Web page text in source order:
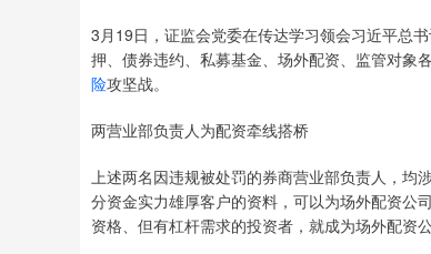
3月19日，证监会党委在传达学习领会习近平总
押、债券违约、私募基金、场外配资、监管对象
险攻坚战。
两营业部负责人为配资牵线搭桥
上述两名因违规被处罚的券商营业部负责人，均
分资金实力雄厚客户的资料，可以为场外配资公
资格、但有杠杆需求的投资者，就成为场外配资